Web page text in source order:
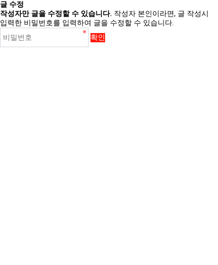
글 수정
작성자만 글을 수정할 수 있습니다. 작성자 본인이라면, 글 작성시
입력한 비밀번호를 입력하여 글을 수정할 수 있습니다.